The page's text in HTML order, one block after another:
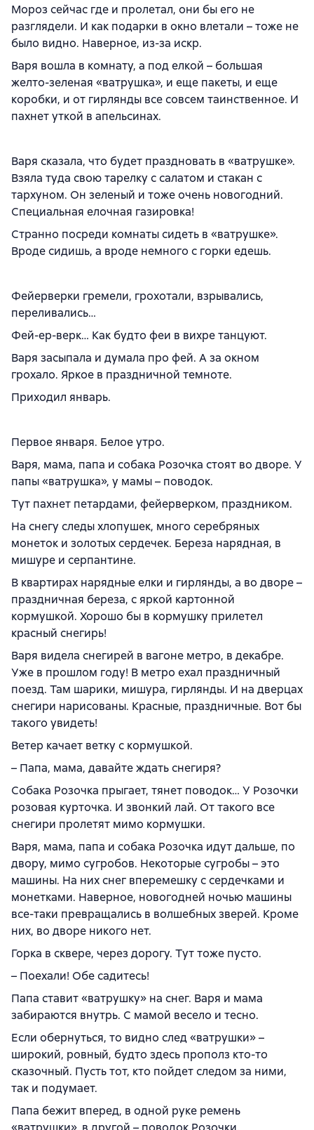
Мороз сейчас где и пролетал, они бы его не
разглядели. И как подарки в окно влетали – тоже не
было видно. Наверное, из-за искр.
Варя вошла в комнату, а под елкой – большая
желто-зеленая «ватрушка», и еще пакеты, и еще
коробки, и от гирлянды все совсем таинственное. И
пахнет уткой в апельсинах.
Варя сказала, что будет праздновать в «ватрушке».
Взяла туда свою тарелку с салатом и стакан с
тархуном. Он зеленый и тоже очень новогодний.
Специальная елочная газировка!
Странно посреди комнаты сидеть в «ватрушке».
Вроде сидишь, а вроде немного с горки едешь.
Фейерверки гремели, грохотали, взрывались,
переливались…
Фей-ер-верк… Как будто феи в вихре танцуют.
Варя засыпала и думала про фей. А за окном
грохало. Яркое в праздничной темноте.
Приходил январь.
Первое января. Белое утро.
Варя, мама, папа и собака Розочка стоят во дворе. У
папы «ватрушка», у мамы – поводок.
Тут пахнет петардами, фейерверком, праздником.
На снегу следы хлопушек, много серебряных
монеток и золотых сердечек. Береза нарядная, в
мишуре и серпантине.
В квартирах нарядные елки и гирлянды, а во дворе –
праздничная береза, с яркой картонной
кормушкой. Хорошо бы в кормушку прилетел
красный снегирь!
Варя видела снегирей в вагоне метро, в декабре.
Уже в прошлом году! В метро ехал праздничный
поезд. Там шарики, мишура, гирлянды. И на дверцах
снегири нарисованы. Красные, праздничные. Вот бы
такого увидеть!
Ветер качает ветку с кормушкой.
– Папа, мама, давайте ждать снегиря?
Собака Розочка прыгает, тянет поводок… У Розочки
розовая курточка. И звонкий лай. От такого все
снегири пролетят мимо кормушки.
Варя, мама, папа и собака Розочка идут дальше, по
двору, мимо сугробов. Некоторые сугробы – это
машины. На них снег вперемешку с сердечками и
монетками. Наверное, новогодней ночью машины
все-таки превращались в волшебных зверей. Кроме
них, во дворе никого нет.
Горка в сквере, через дорогу. Тут тоже пусто.
– Поехали! Обе садитесь!
Папа ставит «ватрушку» на снег. Варя и мама
забираются внутрь. С мамой весело и тесно.
Если обернуться, то видно след «ватрушки» –
широкий, ровный, будто здесь прополз кто-то
сказочный. Пусть тот, кто пойдет следом за ними,
так и подумает.
Папа бежит вперед, в одной руке ремень